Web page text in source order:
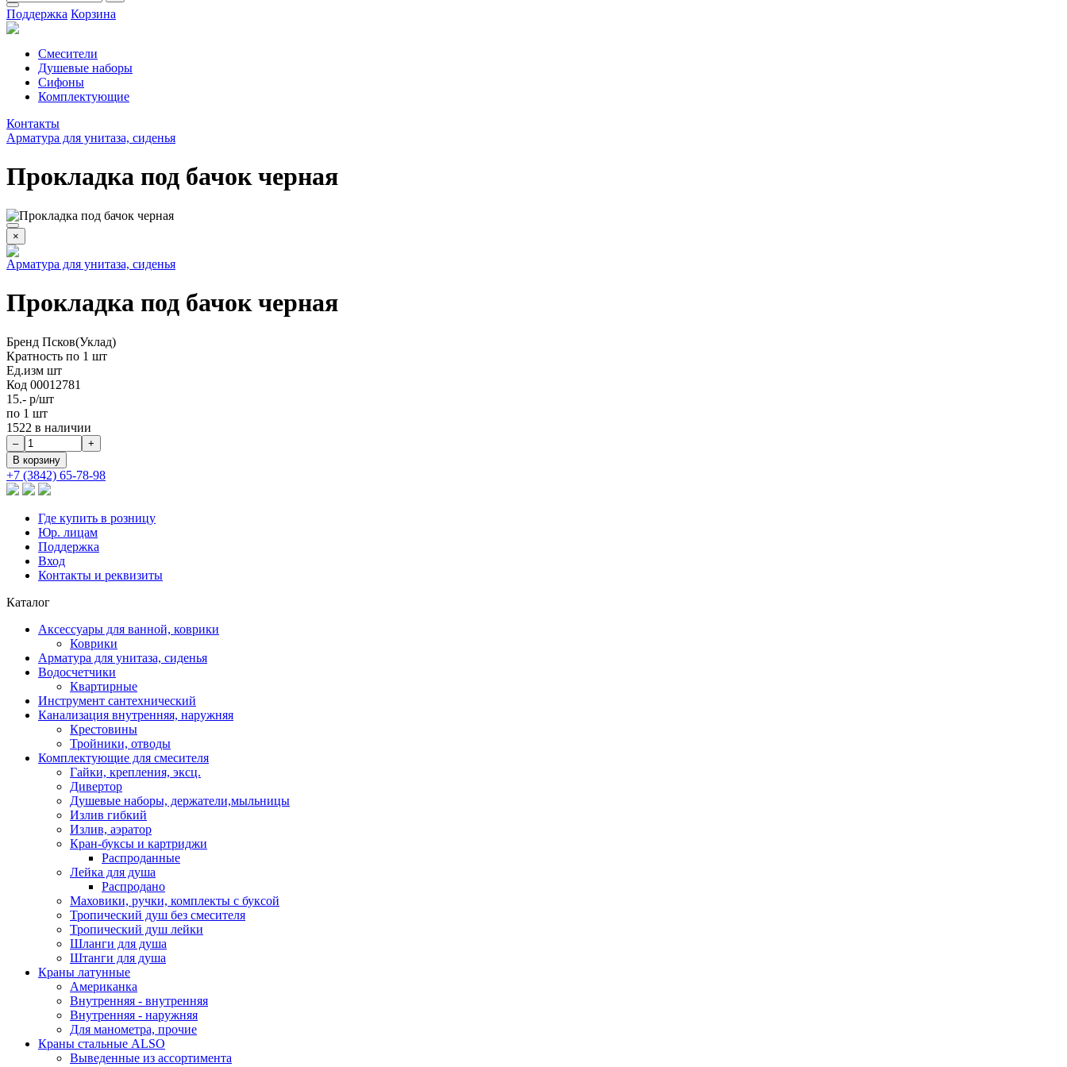
Поддержка Корзина
Смесители
Душевые наборы
Сифоны
Комплектующие
Контакты
Арматура для унитаза, сиденья
Прокладка под бачок черная
×
Арматура для унитаза, сиденья
Прокладка под бачок черная
Бренд Псков(Уклад)
Кратность по 1 шт
Ед.изм шт
Код 00012781
15.- р/шт
по 1 шт
1522 в наличии
+7 (3842) 65-78-98
Где купить в розницу
Юр. лицам
Поддержка
Вход
Контакты и реквизиты
Каталог
Аксессуары для ванной, коврики
Коврики
Арматура для унитаза, сиденья
Водосчетчики
Квартирные
Инструмент сантехнический
Канализация внутренняя, наружняя
Крестовины
Тройники, отводы
Комплектующие для смесителя
Гайки, крепления, эксц.
Дивертор
Душевые наборы, держатели,мыльницы
Излив гибкий
Излив, аэратор
Кран-буксы и картриджи
Распроданные
Лейка для душа
Распродано
Маховики, ручки, комплекты с буксой
Тропический душ без смесителя
Тропический душ лейки
Шланги для душа
Штанги для душа
Краны латунные
Американка
Внутренняя - внутренняя
Внутренняя - наружняя
Для манометра, прочие
Краны стальные ALSO
Выведенные из ассортимента